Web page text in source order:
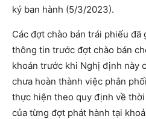
ký ban hành (5/3/2023).
Các đợt chào bán trái phiếu
thông tin trước đợt chào bán
khoán trước khi Nghị định này
chưa hoàn thành việc phân
thực hiện theo quy định về
của từng đợt phát hành tại